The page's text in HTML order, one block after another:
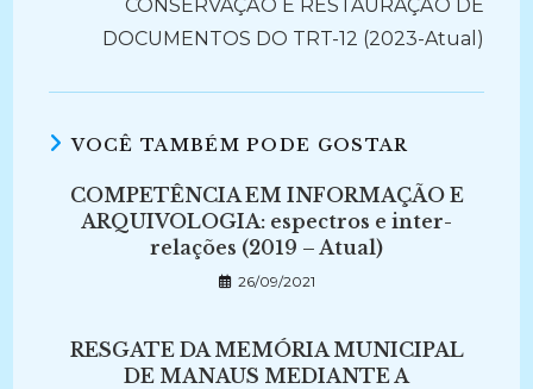
CONSERVAÇÃO E RESTAURAÇÃO DE
DOCUMENTOS DO TRT-12 (2023-Atual)
VOCÊ TAMBÉM PODE GOSTAR
COMPETÊNCIA EM INFORMAÇÃO E
ARQUIVOLOGIA: espectros e inter-
relações (2019 – Atual)
26/09/2021
RESGATE DA MEMÓRIA MUNICIPAL
DE MANAUS MEDIANTE A